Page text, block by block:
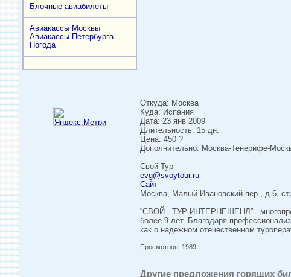
Блочные авиабилеты
Авиакассы Москвы
Авиакассы Петербурга
Погода
Откуда: Москва
Куда: Испания
Дата: 23 янв 2009
Длительность: 15 дн.
Цена: 450 ?
Дополнительно: Москва-Тенерифе-
Свой Тур
evg@svoytour.ru
Сайт
Москва, Малый Ивановский пер., д.6,
”СВОЙ - ТУР ИНТЕРНЕШЕНЛ” -
более 9 лет. Благодаря
как о надежном отечественном
Просмотров: 1989
Другие предложения горящих